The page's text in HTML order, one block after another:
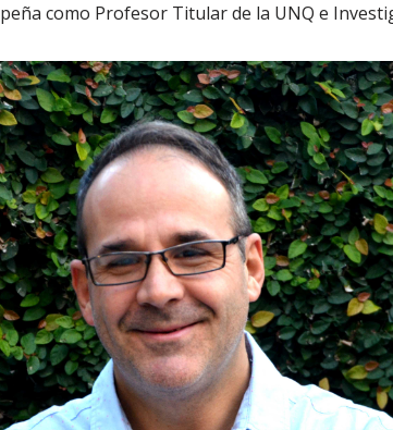
como Profesor Titular de la UNQ e